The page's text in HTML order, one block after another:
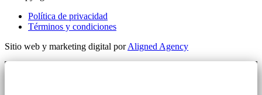
Política de privacidad
Términos y condiciones
Sitio web y marketing digital porAligned Agency